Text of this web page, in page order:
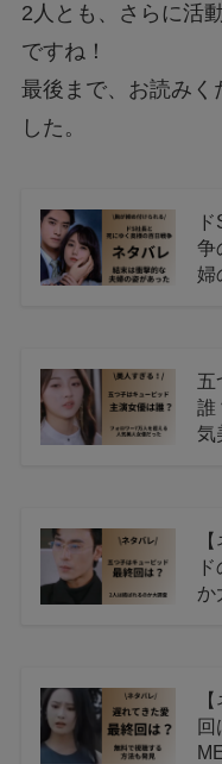
2人とも、さらに活
ですね！
最後まで、お読みく
した。
争
婦
五
誰
気
か
回